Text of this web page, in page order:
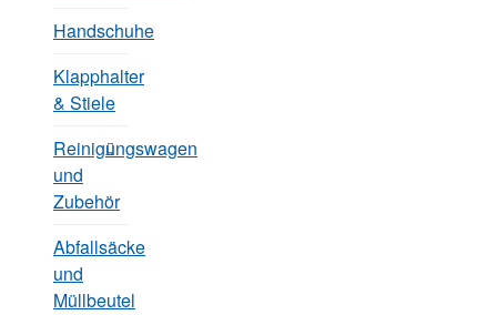
Handschuhe
Klapphalter
& Stiele
Reinigungswagen
und
Zubehör
Abfallsäcke
und
Müllbeutel